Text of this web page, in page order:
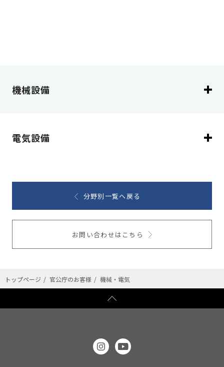
機械設備
電気設備
分野別一覧へ戻る
お問い合わせはこちら
トップページ 官公庁のお客様 機械・電気